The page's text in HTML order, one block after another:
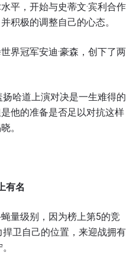
平，开始与史蒂文·宾利合作
积极的调整自己的心态。
界冠军安迪·豪森，创下了两
扬哈道上演对决是一生难得的
他的准备是否足以对抗这样
。
有名
量级别，因为榜上第5的竞
卫自己的位置，来迎战拥有